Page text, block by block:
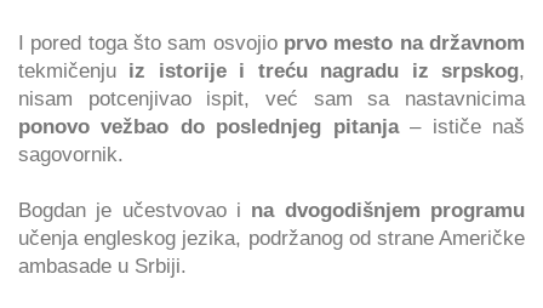
I pored toga što sam osvojio prvo mesto na državnom
tekmičenju iz istorije i treću nagradu iz srpskog,
nisam potcenjivao ispit, već sam sa nastavnicima
ponovo vežbao do poslednjeg pitanja– ističe naš
sagovornik.
Bogdan je učestvovao i na dvogodišnjem programu
učenja engleskog jezika, podržanog od strane Američke
ambasade u Srbiji.